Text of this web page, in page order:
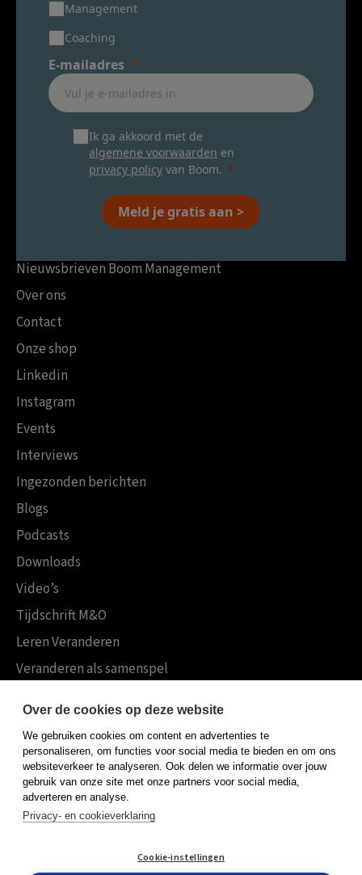
Management
Coaching
E-mailadres
Ik ga akkoord met de
algemene voorwaarden en
privacy policy van Boom.
Meld je gratis aan >
Nieuwsbrieven Boom Management
Over ons
Contact
Onze shop
Linkedin
Instagram
Events
Interviews
Ingezonden berichten
Blogs
Podcasts
Downloads
Video’s
Tijdschrift M&O
Leren Veranderen
Veranderen als samenspel
Koninklijke Boom uitgevers
Boom Psychologie
Boom Hoger Onderwijs
Privacy policy
Over de cookies op deze website
We gebruiken cookies om content en advertenties te
personaliseren, om functies voor social media te bieden en om ons
websiteverkeer te analyseren. Ook delen we informatie over jouw
gebruik van onze site met onze partners voor social media,
adverteren en analyse.
Privacy- en cookieverklaring
Cookie-instellingen